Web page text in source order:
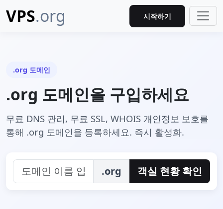
VPS.org 시작하기
.org 도메인
.org 도메인을 구입하세요
무료 DNS 관리, 무료 SSL, WHOIS 개인정보 보호를
통해 .org 도메인을 등록하세요. 즉시 활성화.
.org 객실 현황 확인